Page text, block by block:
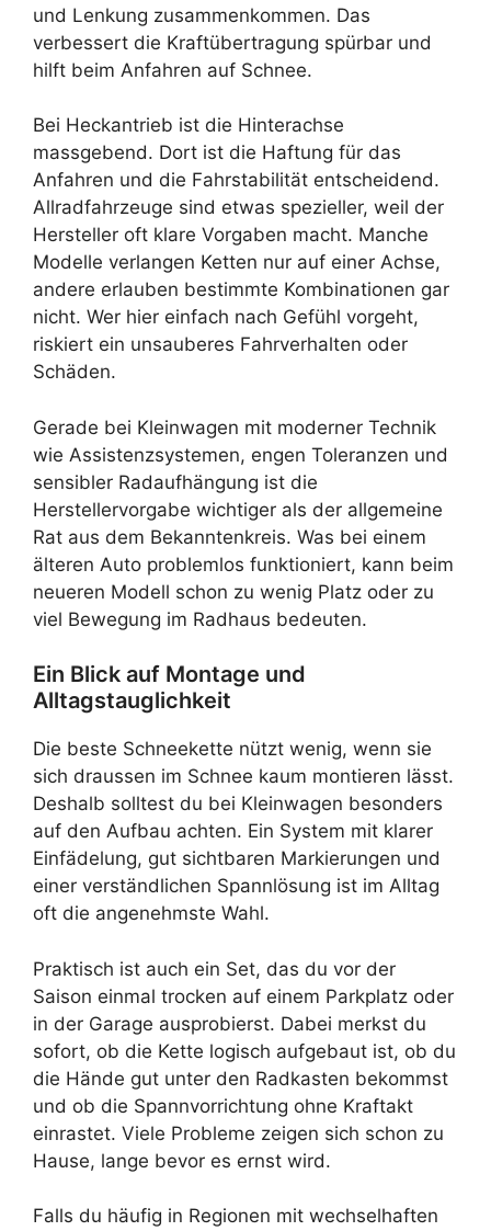
und Lenkung zusammenkommen. Das
verbessert die Kraftübertragung spürbar und
hilft beim Anfahren auf Schnee.
Bei Heckantrieb ist die Hinterachse
massgebend. Dort ist die Haftung für das
Anfahren und die Fahrstabilität entscheidend.
Allradfahrzeuge sind etwas spezieller, weil der
Hersteller oft klare Vorgaben macht. Manche
Modelle verlangen Ketten nur auf einer Achse,
andere erlauben bestimmte Kombinationen gar
nicht. Wer hier einfach nach Gefühl vorgeht,
riskiert ein unsauberes Fahrverhalten oder
Schäden.
Gerade bei Kleinwagen mit moderner Technik
wie Assistenzsystemen, engen Toleranzen und
sensibler Radaufhängung ist die
Herstellervorgabe wichtiger als der allgemeine
Rat aus dem Bekanntenkreis. Was bei einem
älteren Auto problemlos funktioniert, kann beim
neueren Modell schon zu wenig Platz oder zu
viel Bewegung im Radhaus bedeuten.
Ein Blick auf Montage und
Alltagstauglichkeit
Die beste Schneekette nützt wenig, wenn sie
sich draussen im Schnee kaum montieren lässt.
Deshalb solltest du bei Kleinwagen besonders
auf den Aufbau achten. Ein System mit klarer
Einfädelung, gut sichtbaren Markierungen und
einer verständlichen Spannlösung ist im Alltag
oft die angenehmste Wahl.
Praktisch ist auch ein Set, das du vor der
Saison einmal trocken auf einem Parkplatz oder
in der Garage ausprobierst. Dabei merkst du
sofort, ob die Kette logisch aufgebaut ist, ob du
die Hände gut unter den Radkasten bekommst
und ob die Spannvorrichtung ohne Kraftakt
einrastet. Viele Probleme zeigen sich schon zu
Hause, lange bevor es ernst wird.
Falls du häufig in Regionen mit wechselhaften